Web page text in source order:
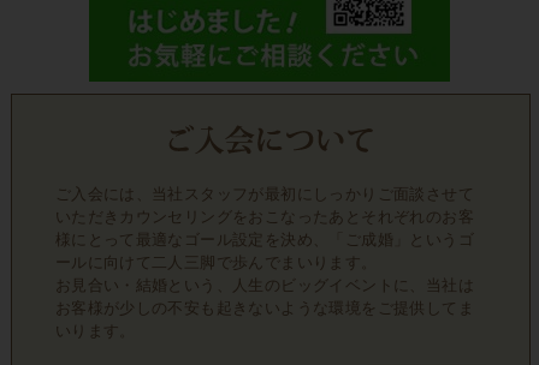
ご入会には、当社スタッフが最初にしっかりご面談させて
いただきカウンセリングをおこなったあとそれぞれのお客
様にとって最適なゴール設定を決め、「ご成婚」というゴ
ールに向けて二人三脚で歩んでまいります。
お見合い・結婚という、人生のビッグイベントに、当社は
お客様が少しの不安も起きないような環境をご提供してま
いります。